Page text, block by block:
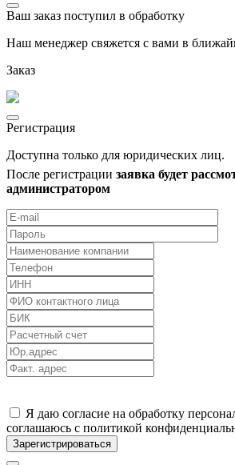
Ваш заказ поступил в обработку
Наш менеджер свяжется с вами в
Заказ
Регистрация
Доступна только для юридических лиц.
После регистрации заявка будет
администратором
Я даю согласие на обработку
соглашаюсь с политикой